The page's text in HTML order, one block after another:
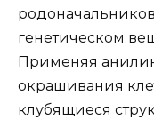
генетическом
Применяя
окрашивания
клубящиеся